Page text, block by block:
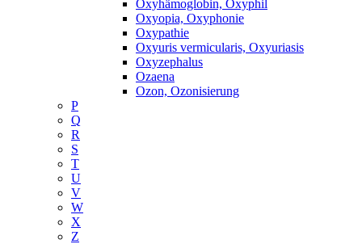
Oxyhämoglobin, Oxyphil
Oxyopia, Oxyphonie
Oxypathie
Oxyuris vermicularis, Oxyuriasis
Oxyzephalus
Ozaena
Ozon, Ozonisierung
P
Q
R
S
T
U
V
W
X
Z